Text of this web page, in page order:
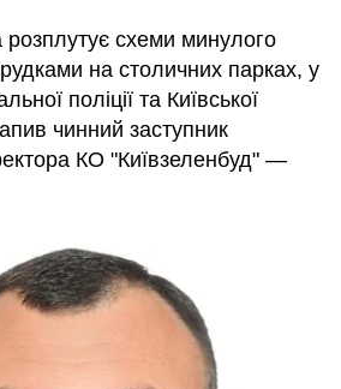
розплутує схеми минулого
на столичних парках, у
поліції та Київської
чинний заступник
КО "Київзеленбуд" —